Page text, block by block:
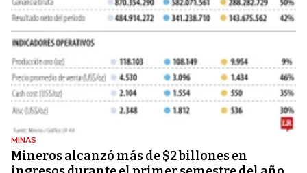
MINAS
Mineros alcanzó más de $2 billones en